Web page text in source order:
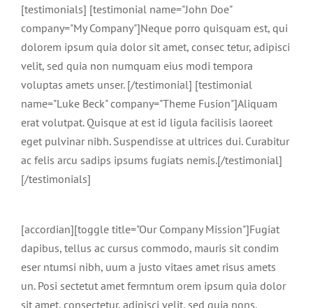
[testimonials] [testimonial name="John Doe"
company="My Company"]Neque porro quisquam est, qui
dolorem ipsum quia dolor sit amet, consec tetur, adipisci
velit, sed quia non numquam eius modi tempora
voluptas amets unser. [/testimonial] [testimonial
name="Luke Beck" company="Theme Fusion"]Aliquam
erat volutpat. Quisque at est id ligula facilisis laoreet
eget pulvinar nibh. Suspendisse at ultrices dui. Curabitur
ac felis arcu sadips ipsums fugiats nemis.[/testimonial]
[/testimonials]
[accordian][toggle title="Our Company Mission"]Fugiat
dapibus, tellus ac cursus commodo, mauris sit condim
eser ntumsi nibh, uum a justo vitaes amet risus amets
un. Posi sectetut amet fermntum orem ipsum quia dolor
sit amet, consectetur, adipisci velit, sed quia nons.